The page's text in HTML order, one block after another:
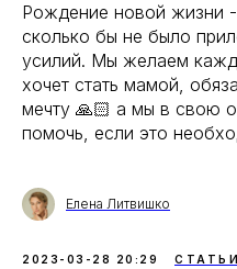
Рождение новой жизни
сколько бы не было
усилий. Мы желаем
хочет стать мамой,
мечту 🙏🏻 а мы в свою
помочь, если это
Елена Литвишко
2023-03-28 20:29 СТАТЬИ